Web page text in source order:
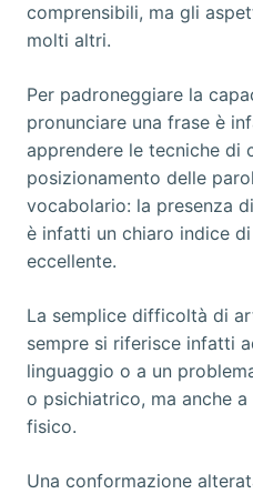
comprensibili, ma gli
molti altri.
Per padroneggiare la
pronunciare una frase è
apprendere le tecniche di
posizionamento delle
vocabolario: la presenza
è infatti un chiaro indice
eccellente.
La semplice difficoltà di
sempre si riferisce infatti
linguaggio o a un
o psichiatrico, ma anche
fisico.
Una conformazione